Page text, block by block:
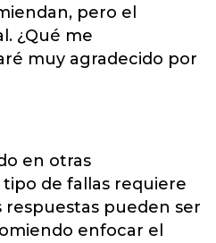
pero el
¿Qué me
muy agradecido por
en otras
de fallas requiere
respuestas pueden ser
enfocar el